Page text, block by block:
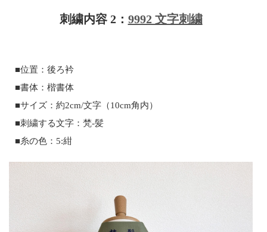
刺繍内容 2： 9992 文字刺繍
■位置：後ろ衿
■書体：楷書体
■サイズ：約2cm/文字（10cm角内）
■刺繍する文字：梵-髪
■糸の色：5:紺